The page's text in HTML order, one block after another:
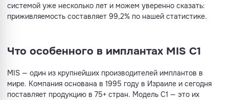
системой уже несколько лет и можем уверенно сказать:
приживляемость составляет 99,2% по нашей статистике.
Что особенного в имплантах MIS C1
MIS — один из крупнейших производителей имплантов в
мире. Компания основана в 1995 году в Израиле и сегодня
поставляет продукцию в 75+ стран. Модель C1 — это их